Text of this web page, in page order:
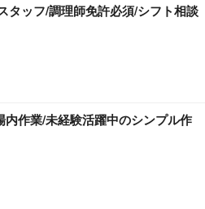
タッフ/調理師免許必須/シフト相談
作業/未経験活躍中のシンプル作